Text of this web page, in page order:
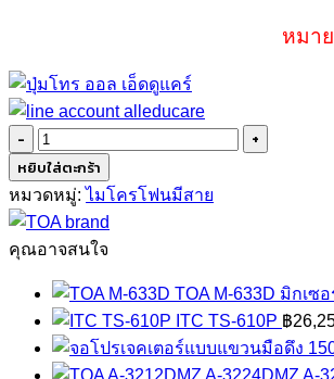
หมา
จำนวน
TOA
DM-
1300
ชิ้น
หยิบใส่ตะกร้า
หมวดหมู่:ไมโครโฟนมีสาย
คุณอาจสนใจ
TOA M-633D มิกเซ
ITC TS-610P ฿